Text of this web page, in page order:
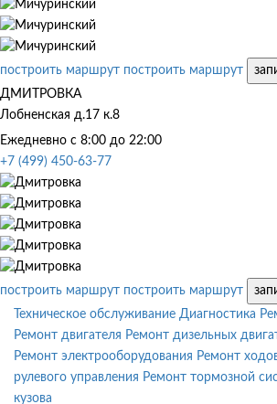
построить маршрут построить маршрут
ДМИТРОВКА
Лобненская д.17 к.8
Ежедневно с 8:00 до 22:00
+7 (499) 450-63-77
построить маршрут построить маршрут
Техническое обслуживание Диагностика
Ремонт двигателя Ремонт дизельных
Ремонт электрооборудования Ремонт
рулевого управления Ремонт тормозной
кузова